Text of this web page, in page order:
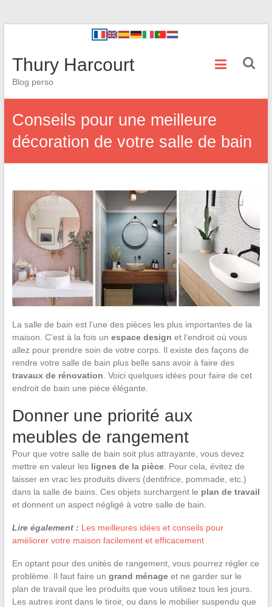
Thury Harcourt
Blog perso
Conseils pour une meilleure
décoration de votre salle de bain
La salle de bain est l’une des pièces les plus importantes de la
maison. C’est à la fois un espace design et l’endroit où vous
allez pour prendre soin de votre corps. Il existe des façons de
rendre votre salle de bain plus belle sans avoir à faire des
travaux de rénovation . Voici quelques idées pour faire de cet
endroit de bain une pièce élégante.
Donner une priorité aux
meubles de rangement
Pour que votre salle de bain soit plus attrayante, vous devez
mettre en valeur les lignes de la pièce. Pour cela, évitez de
laisser en vrac les produits divers (dentifrice, pommade, etc.)
dans la salle de bains. Ces objets surchargent le plan de travail
et donnent un aspect négligé à votre salle de bain.
Lire également : Les meilleures idées et conseils pour
améliorer votre maison facilement et efficacement
En optant pour des unités de rangement, vous pourrez régler ce
problème. Il faut faire un grand ménageet ne garder sur le
plan de travail que les produits que vous utilisez tous les jours.
Les autres iront dans le tiroir, ou dans le mobilier suspendu que